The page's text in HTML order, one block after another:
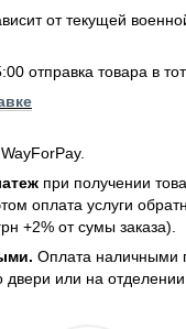
от текущей
отправка товара в
WayForPay.
при получении
оплата услуги
+2% от сумы заказа).
Оплата наличными
двери или на